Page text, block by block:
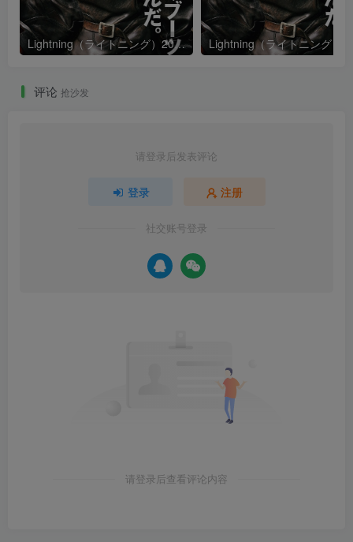
Lightning（ライトニング）2026年1月号
评论 抢沙发
请登录后发表评论
登录 注册
社交账号登录
请登录后查看评论内容